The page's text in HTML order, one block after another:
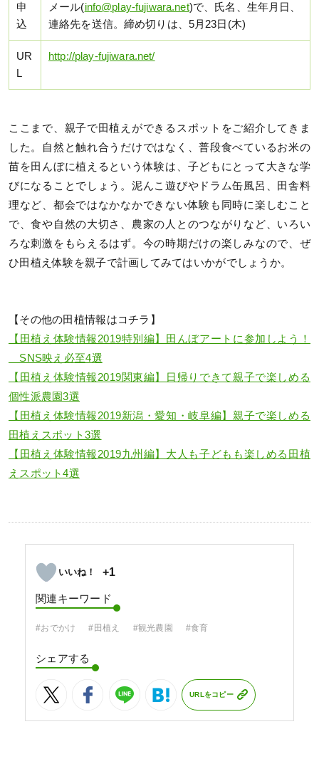
申
込
メール(info@play-fujiwara.net)で、氏名、生年月日、
連絡先を送信。締め切りは、5月23日(木)
UR
L
http://play-fujiwara.net/
ここまで、親子で田植えができるスポットをご紹介してきま
した。自然と触れ合うだけではなく、普段食べているお米の
苗を田んぼに植えるという体験は、子どもにとって大きな学
びになることでしょう。泥んこ遊びやドラム缶風呂、田舎料
理など、都会ではなかなかできない体験も同時に楽しむこと
で、食や自然の大切さ、農家の人とのつながりなど、いろい
ろな刺激をもらえるはず。今の時期だけの楽しみなので、ぜ
ひ田植え体験を親子で計画してみてはいかがでしょうか。
【その他の田植情報はコチラ】
【田植え体験情報2019特別編】田んぼアートに参加しよう！
SNS映え必至4選
【田植え体験情報2019関東編】日帰りできて親子で楽しめる
個性派農園3選
【田植え体験情報2019新潟・愛知・岐阜編】親子で楽しめる
田植えスポット3選
【田植え体験情報2019九州編】大人も子どもも楽しめる田植
えスポット4選
+1
関連キーワード
#おでかけ #田植え #観光農園 #食育
シェアする
URLをコピー